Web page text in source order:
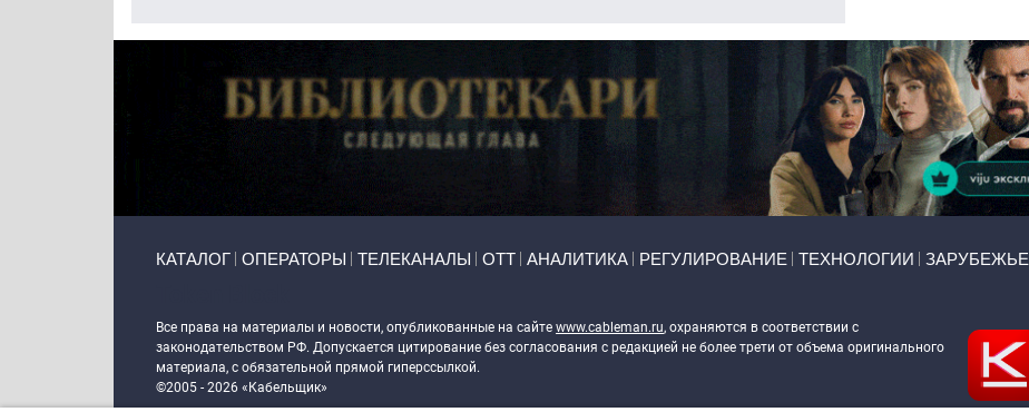
КАТАЛОГ ОПЕРАТОРЫ ТЕЛЕКАНАЛЫ ОТТ АНАЛИТИКА РЕГУЛИРОВАНИЕ ТЕХНОЛОГИИ ЗАРУБЕЖЬЕ
Все права на материалы и новости, опубликованные на сайте www.cableman.ru, охраняются в соответствии с
законодательством РФ. Допускается цитирование без согласования с редакцией не более трети от объема оригинального
материала, с обязательной прямой гиперссылкой.
©2005 - 2026 «Кабельщик»